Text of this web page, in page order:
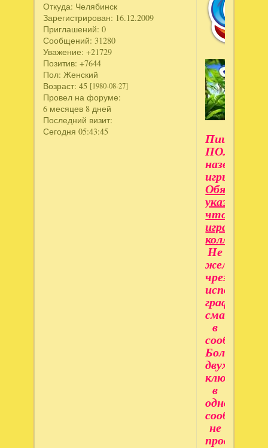
Откуда: Челябинск
Зарегистрирован: 16.12.2009
Приглашений: 0
Сообщений: 31280
Уважение: +21729
Позитив: +7644
Пол: Женский
Возраст: 45 [1980-08-27]
Провел на форуме:
6 месяцев 8 дней
Последний визит:
Сегодня 05:43:45
Пишите
ПОЛНОЕ
название
игры.
что
игра
Не
чрезмерное
смайлов
в
Больше
двух
ключей
в
одном
сообщении
не
просим!